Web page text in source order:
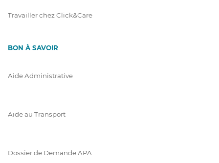
Travailler chez Click&Care
BON À SAVOIR
Aide Administrative
Aide au Transport
Dossier de Demande APA